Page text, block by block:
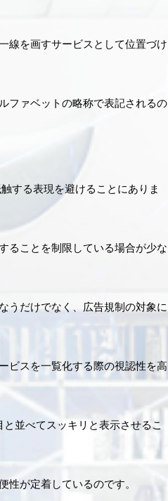
線を画すサービスとして位置づけ
ファベットの略称で表記されるの
する表現を避けることにありま
ることを制限している場合が少な
うだけでなく、広告規制の対象に
ビスを一覧化する際の視認性を高
並べてスッキリと表示させるこ
が定着しているのです。